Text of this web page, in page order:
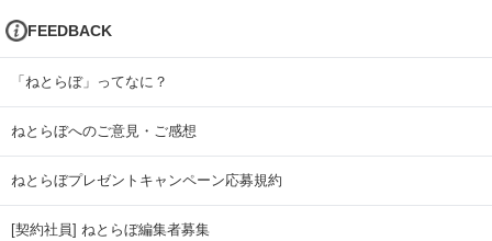
FEEDBACK
「ねとらぼ」ってなに？
ねとらぼへのご意見・ご感想
ねとらぼプレゼントキャンペーン応募規約
[契約社員] ねとらぼ編集者募集